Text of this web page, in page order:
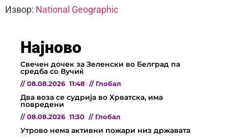
Извор: National Geographic
Најново
Свечен дочек за Зеленски во Белград па
средба со Вучиќ
// 08.08.2026 11:48 // Глобал
Два воза се судрија во Хрватска, има
повредени
// 08.08.2026 11:30 // Глобал
Утрово нема активни пожари низ државата